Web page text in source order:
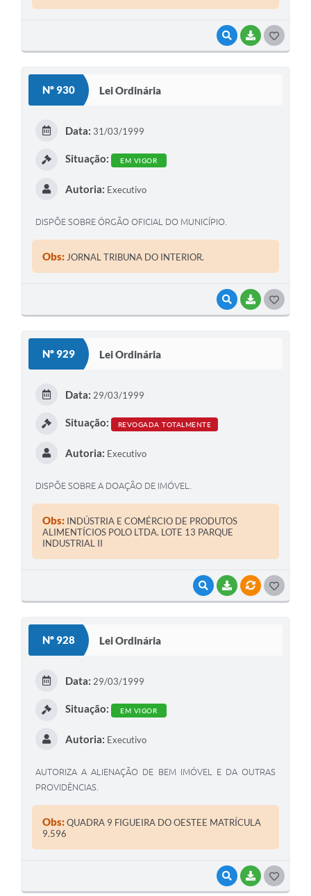
VISUALIZAR
BAIXAR
Nº 930 Lei Ordinária
VISUALIZAR
BAIXAR
Data: 31/03/1999
Situação: EM VIGOR
Autoria: Executivo
DISPÕE SOBRE ÓRGÃO OFICIAL DO MUNICÍPIO.
Obs: JORNAL TRIBUNA DO INTERIOR.
Nº 929 Lei Ordinária
VISUALIZAR
BAIXARVÍNCULOS
Data: 29/03/1999
Situação: REVOGADA TOTALMENTE
Autoria: Executivo
DISPÕE SOBRE A DOAÇÃO DE IMÓVEL.
Obs: INDÚSTRIA E COMÉRCIO DE PRODUTOS
ALIMENTÍCIOS POLO LTDA. LOTE 13 PARQUE
INDUSTRIAL II
Nº 928 Lei Ordinária
VISUALIZAR
BAIXAR
Data: 29/03/1999
Situação: EM VIGOR
Autoria: Executivo
AUTORIZA A ALIENAÇÃO DE BEM IMÓVEL E DA OUTRAS
PROVIDÊNCIAS.
Obs:QUADRA 9 FIGUEIRA DO OESTEE MATRÍCULA
9.596